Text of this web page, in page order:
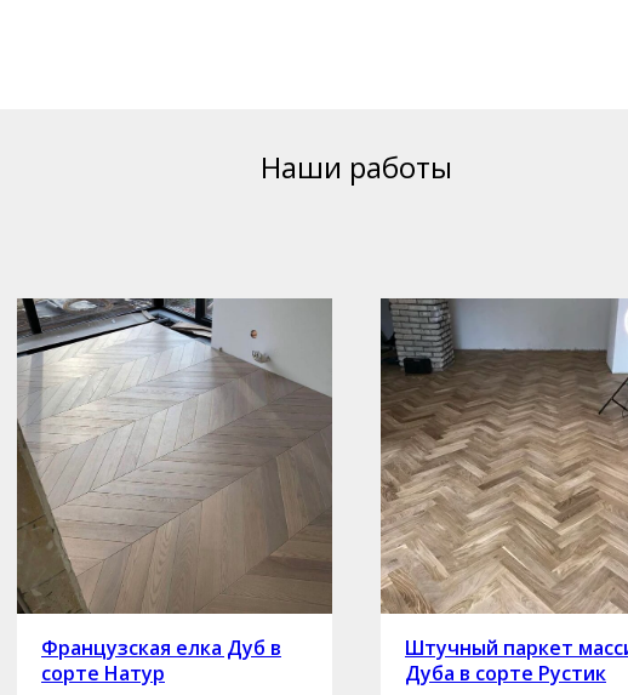
Наши работы
Французская елка Дуб в
сорте Натур
Штучный паркет
Дуба в сорте Рустик